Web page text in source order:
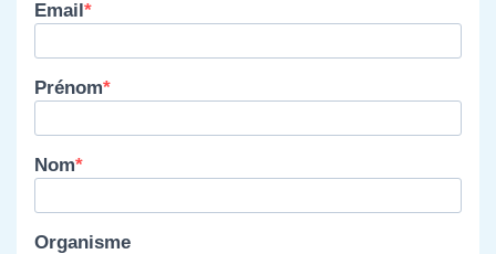
Email
Prénom
Nom
Organisme